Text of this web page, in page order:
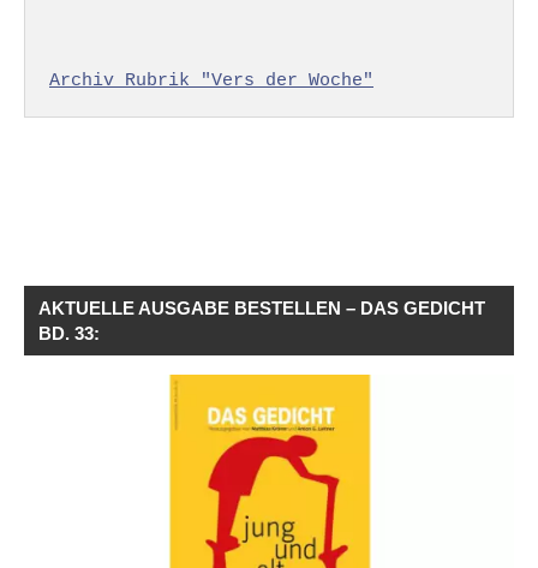
Archiv Rubrik "Vers der Woche"
AKTUELLE AUSGABE BESTELLEN – DAS GEDICHT
BD. 33: